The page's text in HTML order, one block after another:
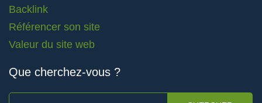
Backlink
Référencer son site
Valeur du site web
Que cherchez-vous ?